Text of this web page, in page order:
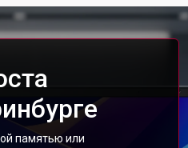
памятью или